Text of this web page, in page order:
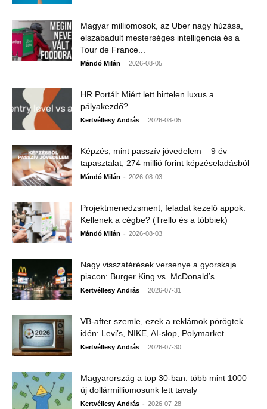
Magyar milliomosok, az Uber nagy húzása,
elszabadult mesterséges intelligencia és a
Tour de France...
Mándó Milán - 2026-08-05
HR Portál: Miért lett hirtelen luxus a
pályakezdő?
Kertvéllesy András - 2026-08-05
Képzés, mint passzív jövedelem – 9 év
tapasztalat, 274 millió forint képzéseladásból
Mándó Milán - 2026-08-03
Projektmenedzsment, feladat kezelő appok.
Kellenek a cégbe? (Trello és a többiek)
Mándó Milán - 2026-08-03
Nagy visszatérések versenye a gyorskaja
piacon: Burger King vs. McDonald’s
Kertvéllesy András - 2026-07-31
VB-after szemle, ezek a reklámok pörögtek
idén: Levi’s, NIKE, AI-slop, Polymarket
Kertvéllesy András - 2026-07-30
Magyarország a top 30-ban: több mint 1000
új dollármilliomosunk lett tavaly
Kertvéllesy András - 2026-07-28